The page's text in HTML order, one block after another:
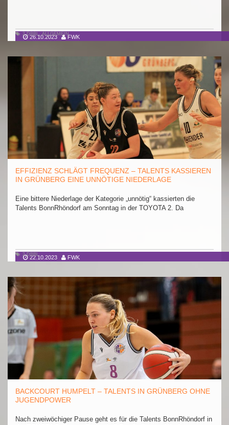
26.10.2023 FWK
2.DBBL,ALLGEMEIN
22.10.2023 FWK
EFFIZIENZ SCHLÄGT FREQUENZ – TALENTS KASSIEREN
IN GRÜNBERG EINE UNNÖTIGE NIEDERLAGE
Eine bittere Niederlage der Kategorie „unnötig“ kassierten die
Talents BonnRhöndorf am Sonntag in der TOYOTA 2. Da
2.DBBL
BACKCOURT HUMPELT – TALENTS IN GRÜNBERG OHNE
JUGENDPOWER
Nach zweiwöchiger Pause geht es für die Talents BonnRhöndorf in